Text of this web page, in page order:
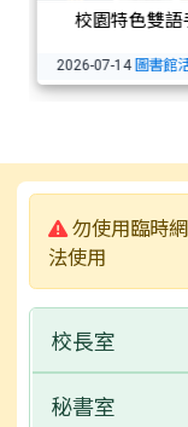
校園特色雙
2026-07-14 圖書
左邊區域內容
警告:
勿使用臨時
法使用
校長室
業務職掌
秘書室